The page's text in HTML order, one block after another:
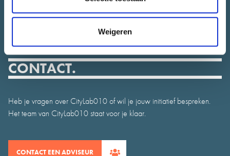
Weigeren
Nieuws
CONTACT.
Heb je vragen over CityLab010 of wil je jouw initiatief bespreken.
Het team van CityLab010 staat voor je klaar.
CONTACT EEN ADVISEUR